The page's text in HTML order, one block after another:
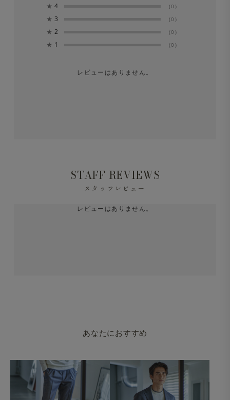
★ 4 (0)
★ 3 (0)
★ 2 (0)
★ 1 (0)
レビューはありません。
STAFF REVIEWS
スタッフレビュー
レビューはありません。
あなたにおすすめ